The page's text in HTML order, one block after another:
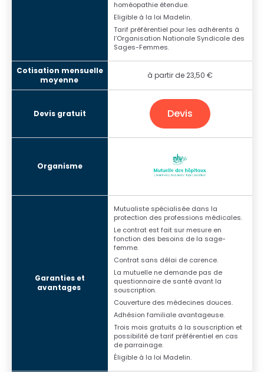
homéopathie étendue.
Eligible à la loi Madelin.
Tarif préférentiel pour les adhérents à
l’Organisation Nationale Syndicale des
Sages-Femmes.
à partir de 23,50 €
Devis
Mutualiste spécialisée dans la
protection des professions médicales.
Le contrat est fait sur mesure en
fonction des besoins de la sage-
femme.
Contrat sans délai de carence.
La mutuelle ne demande pas de
questionnaire de santé avant la
souscription.
Couverture des médecines douces.
Adhésion familiale avantageuse.
Trois mois gratuits à la souscription et
possibilité de tarif préférentiel en cas
de parrainage.
Éligible à la loi Madelin.